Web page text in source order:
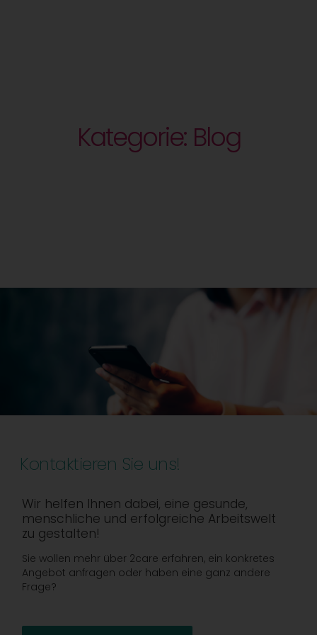
Kategorie: Blog
Kontaktieren Sie uns!
Wir helfen Ihnen dabei, eine gesunde,
menschliche und erfolgreiche Arbeitswelt
zu gestalten!
Sie wollen mehr über 2care erfahren, ein konkretes
Angebot anfragen oder haben eine ganz andere
Frage?